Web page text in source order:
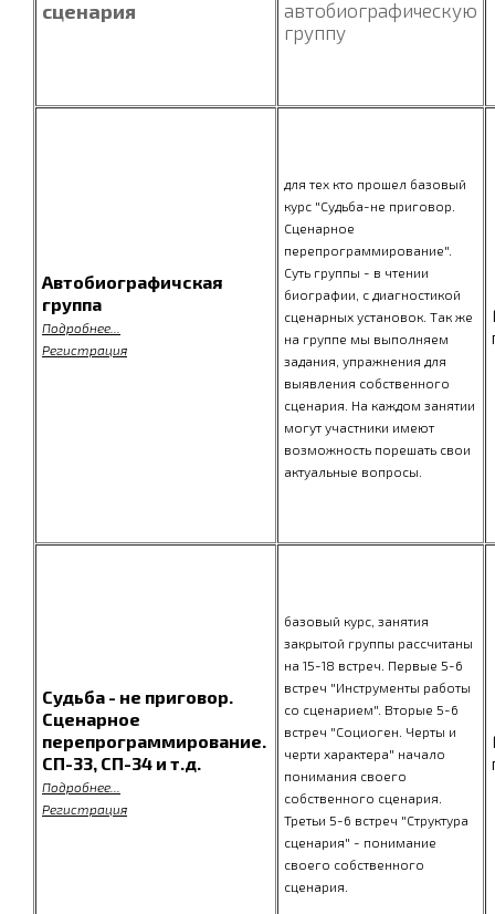
сценария
автобиографическую
группу
Автобиографичская
группа
Подробнее...
Регистрация
для тех кто прошел базовый
курс "Судьба-не приговор.
Сценарное
перепрограммирование".
Суть группы - в чтении
биографии, с диагностикой
сценарных установок. Так же
на группе мы выполняем
задания, упражнения для
выявления собственного
сценария. На каждом занятии
могут участники имеют
возможность порешать свои
актуальные вопросы.
Судьба - не приговор.
Сценарное
перепрограммирование.
СП-33, СП-34 и т.д.
Подробнее...
Регистрация
базовый курс, занятия
закрытой группы рассчитаны
на 15-18 встреч. Первые 5-6
встреч "Инструменты работы
со сценарием". Вторые 5-6
встреч "Социоген. Черты и
черти характера" начало
понимания своего
собственного сценария.
Третьи 5-6 встреч "Структура
сценария" - понимание
своего собственного
сценария.